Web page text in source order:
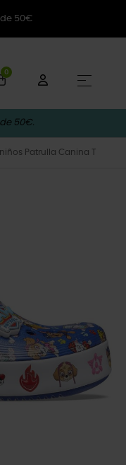
50€
0
☰
50€.
Patrulla Canina T